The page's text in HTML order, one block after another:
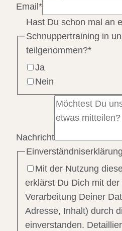
Email*
Hast Du schon mal an
Schnuppertraining in
teilgenommen?*
Ja
Nein
Nachricht
Einverständniserklärung
Mit der Nutzung
erklärst Du Dich mit
Verarbeitung Deiner
Adresse, Inhalt) durch
einverstanden.